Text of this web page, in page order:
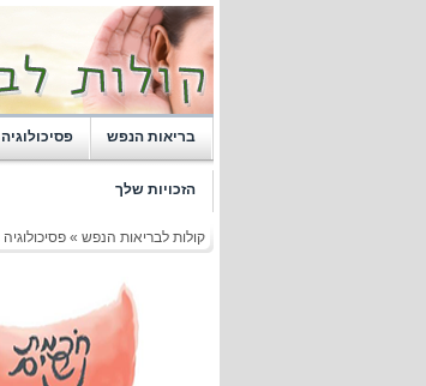
בריאות הנפש פסיכולוגיה
הזכויות שלך
קולות לבריאות הנפש » פסיכולוגיה